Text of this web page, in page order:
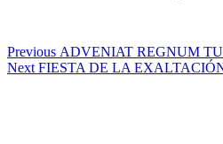
Navegación
de
Previous Previous
post:
ADVENIAT REGNUM
Next Next
FIESTA DE LA